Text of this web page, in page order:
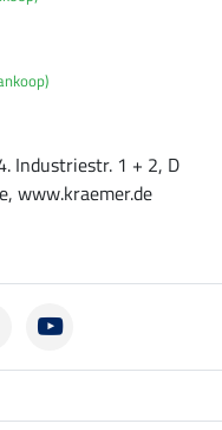
Industriestr. 1 + 2, D
www.kraemer.de